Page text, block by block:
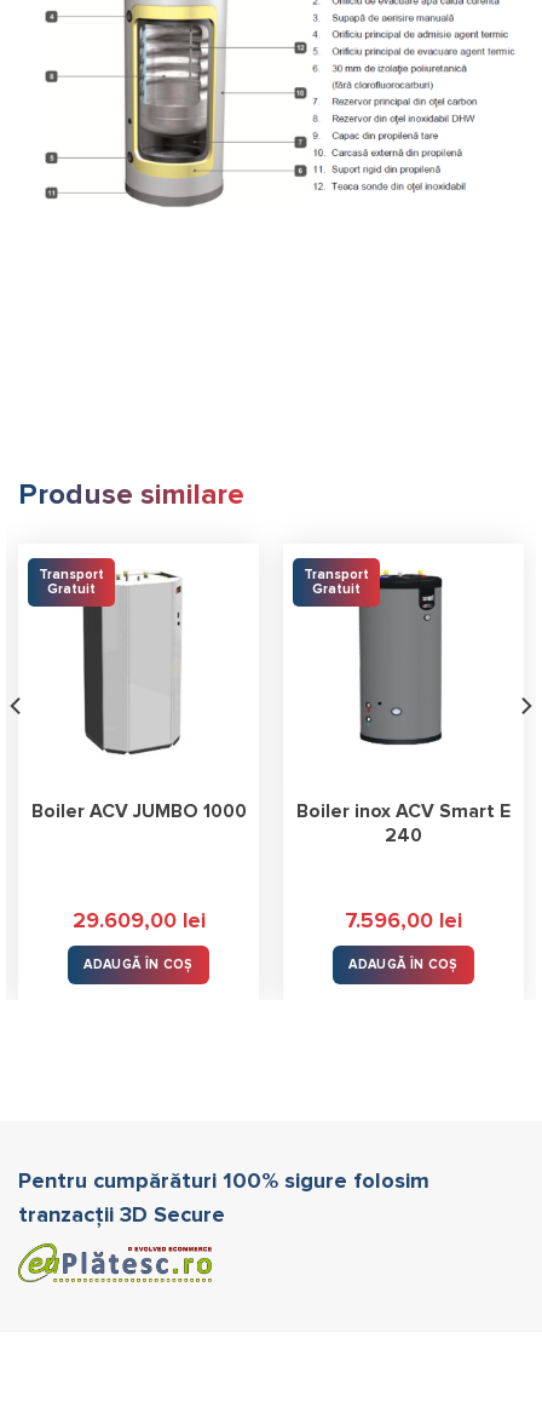
Produse similare
Transport
Gratuit
Boiler ACV JUMBO 1000
29.609,00 lei
ADAUGĂ ÎN COȘ
Transport
Gratuit
Boiler inox ACV Smart E
240
7.596,00 lei
ADAUGĂ ÎN COȘ
Pentru cumpărături 100% sigure folosim
tranzacții 3D Secure